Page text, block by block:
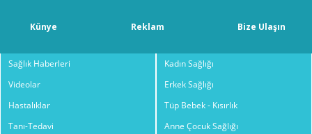
Künye Reklam Bize Ulaşın
Sağlık Haberleri
Videolar
Hastalıklar
Tanı-Tedavi
Kadın Sağlığı
Erkek Sağlığı
Tüp Bebek - Kısırlık
Anne Çocuk Sağlığı